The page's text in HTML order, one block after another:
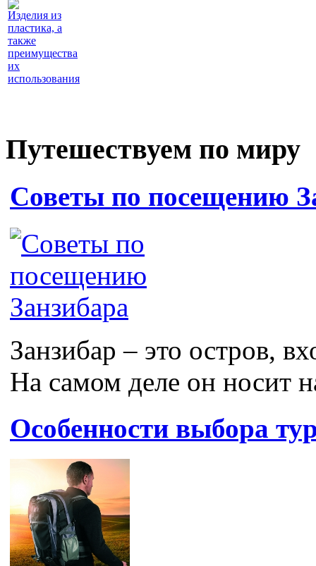
Изделия из
пластика, а
также
преимущества
их
использования
Путешествуем по миру
Советы по посещению
Занзибар – это остров,
На самом деле он носит
Особенности выбора